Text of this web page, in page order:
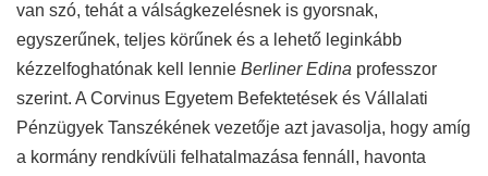
van szó, tehát a válságkezelésnek is gyorsnak,
egyszerűnek, teljes körűnek és a lehető leginkább
kézzelfoghatónak kell lennie Berliner Edina professzor
szerint. A Corvinus Egyetem Befektetések és Vállalati
Pénzügyek Tanszékének vezetője azt javasolja, hogy amíg
a kormány rendkívüli felhatalmazása fennáll, havonta